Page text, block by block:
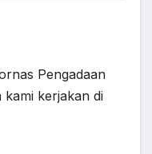
Pengadaan
kami kerjakan di